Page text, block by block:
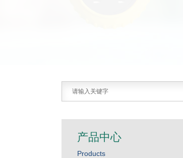
产品中心
Products